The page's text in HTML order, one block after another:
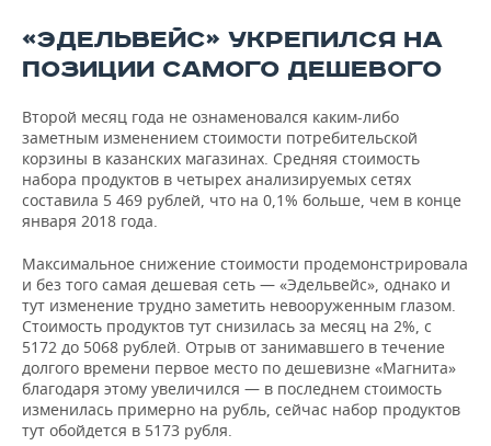
ТЕЛЕКОММУНИКАЦИИ
ONLINE-КОНФЕРЕНЦИИ
ОТКРЫТАЯ ЛЕКЦИЯ
ХОККЕЙ
БАСКЕТБОЛ
ВОЛЕЙБОЛ
КИБЕРСПОРТ
ФИГУРНОЕ КАТАНИЕ
ВОДНЫЕ ВИДЫ СПОРТА
ХОККЕЙ С МЯЧОМ
НОВОСТИ ОБЩЕСТВА
ВЛАСТЬ
ИНФРАСТРУКТУРА
ИСТОРИЯ
КУЛЬТУРА
МЕДИЦИНА
ОБРАЗОВАНИЕ
ПРОИСШЕСТВИЯ
СЮЖЕТЫ
СПРАВОЧНИК
СПИСОК ПЕРСОН
СПИСОК КОМПАНИЙ
ПОЛНАЯ ВЕРСИЯ
«ЭДЕЛЬВЕЙС» УКРЕПИЛСЯ НА
ПОЗИЦИИ САМОГО ДЕШЕВОГО
Второй месяц года не ознаменовался каким-либо
заметным изменением стоимости потребительской
корзины в казанских магазинах. Средняя стоимость
набора продуктов в четырех анализируемых сетях
составила 5 469 рублей, что на 0,1% больше, чем в конце
января 2018 года.
Максимальное снижение стоимости продемонстрировала
и без того самая дешевая сеть — «Эдельвейс», однако и
тут изменение трудно заметить невооруженным глазом.
Стоимость продуктов тут снизилась за месяц на 2%, с
5172 до 5068 рублей. Отрыв от занимавшего в течение
долгого времени первое место по дешевизне «Магнита»
благодаря этому увеличился — в последнем стоимость
изменилась примерно на рубль, сейчас набор продуктов
тут обойдется в 5173 рубля.